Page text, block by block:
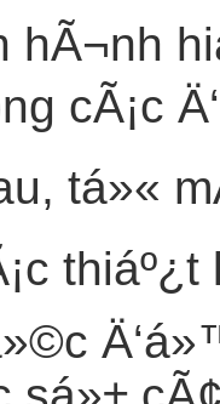
hÃ¬nh
cÃ¡c
tá»«